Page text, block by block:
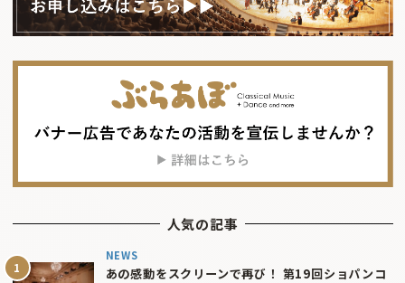
人気の記事
NEWS
あの感動をスクリーンで再び！ 第19回ショパンコ